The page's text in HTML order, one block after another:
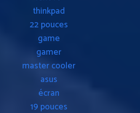
thinkpad
22 pouces
game
gamer
master cooler
asus
écran
19 pouces